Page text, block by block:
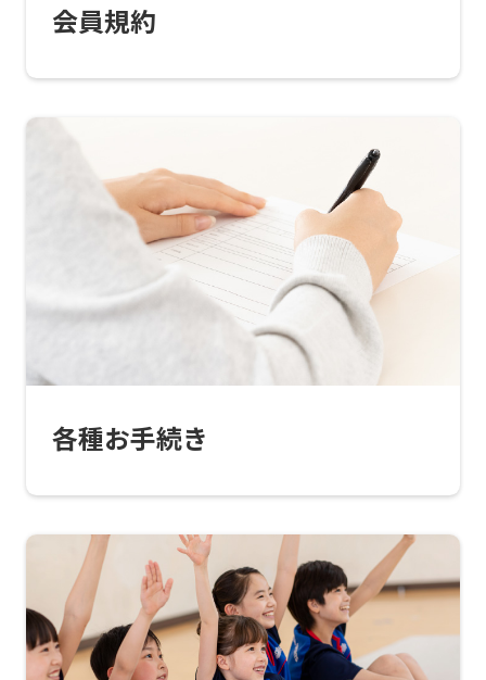
会員規約
各種お手続き
website
automatically
translated
into
English.
Click
the
below
translation)
return
to
the
top